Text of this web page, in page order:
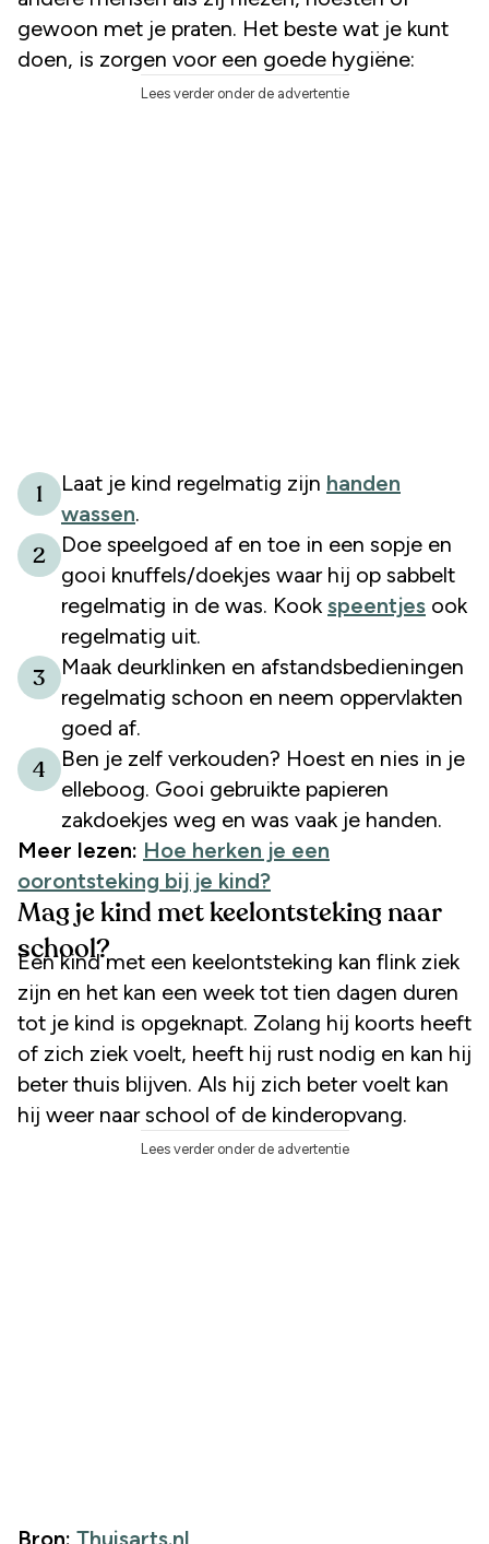
gewoon met je praten. Het beste wat je kunt
doen, is zorgen voor een goede hygiëne:
Lees verder onder de advertentie
1 Laat je kind regelmatig zijn handen
wassen.
2
Doe speelgoed af en toe in een sopje en
gooi knuffels/doekjes waar hij op sabbelt
regelmatig in de was. Kook speentjes ook
regelmatig uit.
3
Maak deurklinken en afstandsbedieningen
regelmatig schoon en neem oppervlakten
goed af.
4
Ben je zelf verkouden? Hoest en nies in je
elleboog. Gooi gebruikte papieren
zakdoekjes weg en was vaak je handen.
Meer lezen: Hoe herken je een
oorontsteking bij je kind?
Mag je kind met keelontsteking naar
school?
Een kind met een keelontsteking kan flink ziek
zijn en het kan een week tot tien dagen duren
tot je kind is opgeknapt. Zolang hij koorts heeft
of zich ziek voelt, heeft hij rust nodig en kan hij
beter thuis blijven. Als hij zich beter voelt kan
hij weer naar school of de kinderopvang.
Lees verder onder de advertentie
Bron: Thuisarts.nl